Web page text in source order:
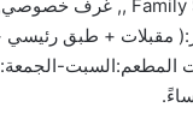
السبت-الجمعة: